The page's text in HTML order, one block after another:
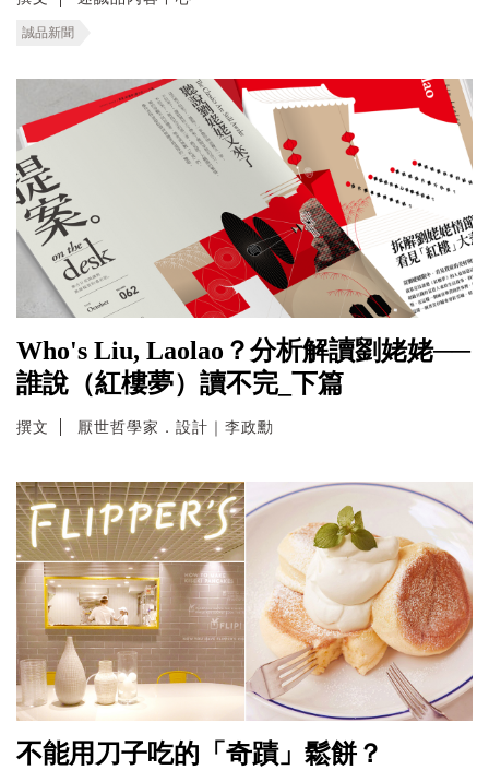
誠品新聞
Who's Liu, Laolao？分析解讀劉姥姥──
誰說（紅樓夢）讀不完_下篇
撰文 厭世哲學家．設計｜李政勳
不能用刀子吃的「奇蹟」鬆餅？